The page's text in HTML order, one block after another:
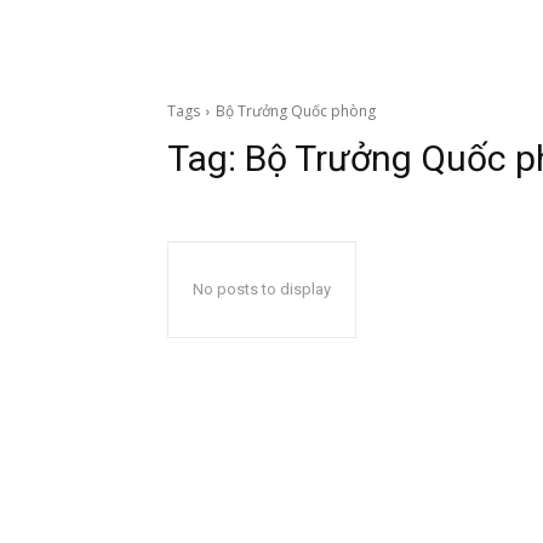
Tags Bộ Trưởng Quốc phòng
Tag: Bộ Trưởng Quốc
No posts to display